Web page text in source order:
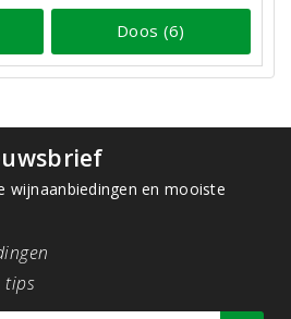
Doos (6)
wijnaanbiedingen en mooiste
tips